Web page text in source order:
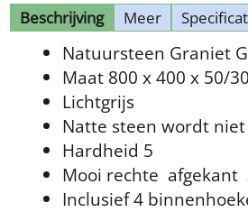
Beschrijving Meer
Natuursteen Graniet
Maat 800 x 400 x 50/
Lichtgrijs
Natte steen wordt niet
Hardheid 5
Mooi rechte afgekant
Inclusief 4